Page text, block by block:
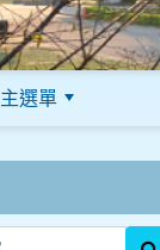
主選單